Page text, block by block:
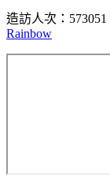
造訪人次：573051
Rainbow